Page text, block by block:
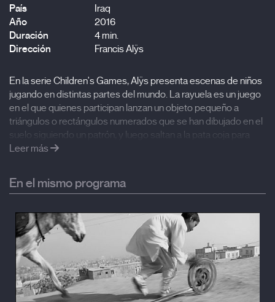
País
Iraq
Año
2016
Duración
4 min.
Dirección
Francis Alÿs
En la serie Children's Games, Alÿs presenta escenas de niños
jugando en distintas partes del mundo. La rayuela es un juego
en el que quienes participan lanzan un objeto pequeño a
triángulos o rectángulos numerados que se han dibujado en el
suelo siguiendo un patrón, y luego saltan a la pata coja para
recuperar el objeto lanzado. Los artistas colaboraron con la
Fundación Ruya.
Leer más
En el mismo programa